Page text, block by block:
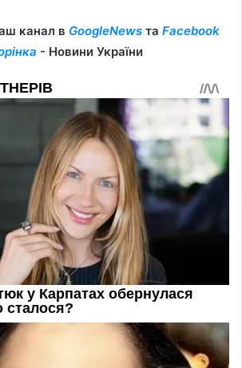
канал в GoogleNews та Facebook
- Новини України